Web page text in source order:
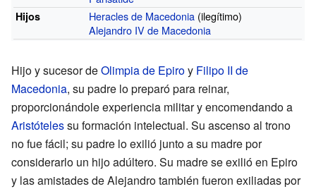
Hijos Heracles de Macedonia (ilegítimo)
Alejandro IV de Macedonia
Hijo y sucesor deOlimpia de Epiroy Filipo II de
Macedonia, su padre lo preparó para reinar,
proporcionándole experiencia militar y encomendando a
Aristótelessu formación intelectual. Su ascenso al trono
no fue fácil; su padre lo exilió junto a su madre por
considerarlo un hijo adúltero. Su madre se exilió en Epiro
y las amistades de Alejandro también fueron exiliadas por